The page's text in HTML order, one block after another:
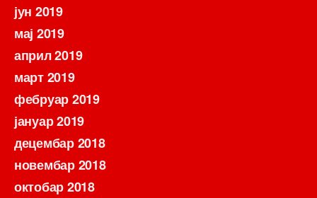
јун 2019
мај 2019
април 2019
март 2019
фебруар 2019
јануар 2019
децембар 2018
новембар 2018
октобар 2018